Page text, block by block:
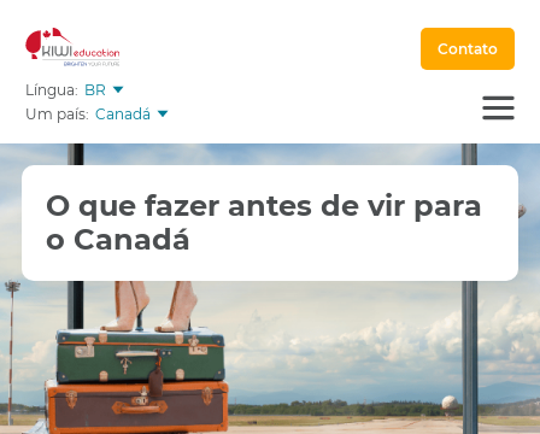
Língua: BR
Um país: Canadá
Contato
O que fazer antes de vir para
o Canadá